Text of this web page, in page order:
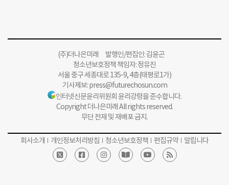
(주)더나은미래 발행인/편집인: 김윤곤
청소년보호정책 책임자: 정유진
서울 중구 세종대로 135-9, 4층(태평로1가)
기사제보:press@futurechosun.com
인터넷신문윤리위원회 윤리강령을 준수합니다.
Copyright 더나은미래 All rights reserved.
무단 전재 및 재배포 금지.
회사소개 개인정보처리방침 청소년보호정책 편집규약 알립니다